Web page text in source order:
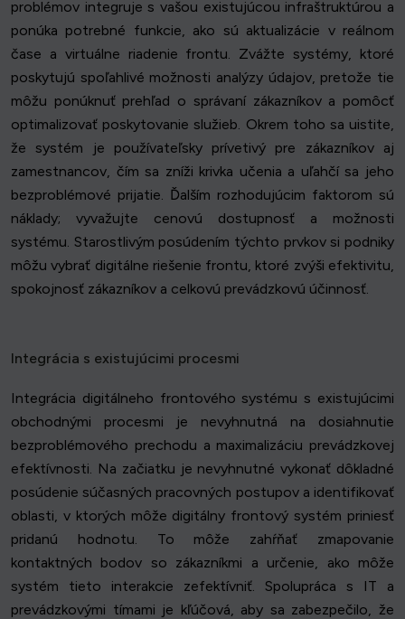
problémov integruje s vašou existujúcou infraštruktúrou a
ponúka potrebné funkcie, ako sú aktualizácie v reálnom
čase a virtuálne riadenie frontu. Zvážte systémy, ktoré
poskytujú spoľahlivé možnosti analýzy údajov, pretože tie
môžu ponúknuť prehľad o správaní zákazníkov a pomôcť
optimalizovať poskytovanie služieb. Okrem toho sa uistite,
že systém je používateľsky prívetivý pre zákazníkov aj
zamestnancov, čím sa zníži krivka učenia a uľahčí sa jeho
bezproblémové prijatie. Ďalším rozhodujúcim faktorom sú
náklady; vyvažujte cenovú dostupnosť a možnosti
systému. Starostlivým posúdením týchto prvkov si podniky
môžu vybrať digitálne riešenie frontu, ktoré zvýši efektivitu,
spokojnosť zákazníkov a celkovú prevádzkovú účinnosť.
Integrácia s existujúcimi procesmi
Integrácia digitálneho frontového systému s existujúcimi
obchodnými procesmi je nevyhnutná na dosiahnutie
bezproblémového prechodu a maximalizáciu prevádzkovej
efektívnosti. Na začiatku je nevyhnutné vykonať dôkladné
posúdenie súčasných pracovných postupov a identifikovať
oblasti, v ktorých môže digitálny frontový systém priniesť
pridanú hodnotu. To môže zahŕňať zmapovanie
kontaktných bodov so zákazníkmi a určenie, ako môže
systém tieto interakcie zefektívniť. Spolupráca s IT a
prevádzkovými tímami je kľúčová, aby sa zabezpečilo, že